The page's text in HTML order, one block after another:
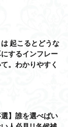
は 起こるとどうな
するインフレー
。わかりやすく
選】誰を選べばい